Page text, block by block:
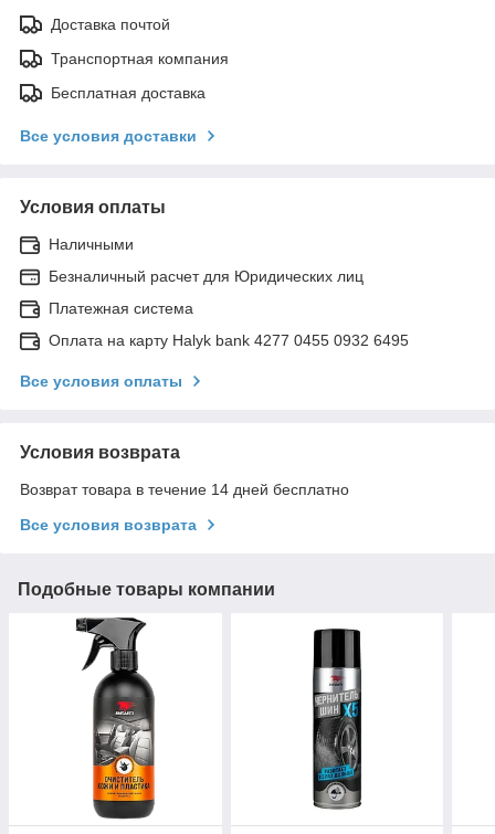
Доставка почтой
Транспортная компания
Бесплатная доставка
Все условия доставки
Условия оплаты
Наличными
Безналичный расчет для Юридических лиц
Платежная система
Оплата на карту Halyk bank 4277 0455 0932 6495
Все условия оплаты
Условия возврата
Возврат товара в течение 14 дней бесплатно
Все условия возврата
Подобные товары компании